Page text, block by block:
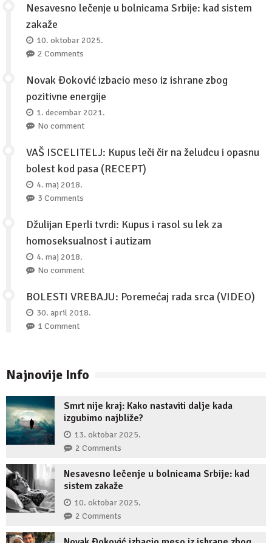
Nesavesno lečenje u bolnicama Srbije: kad sistem
zakaže
10. oktobar 2025.
2 Comments
Novak Đoković izbacio meso iz ishrane zbog
pozitivne energije
1. decembar 2021.
No comment
VAŠ ISCELITELJ: Kupus leči čir na želudcu i opasnu
bolest kod pasa (RECEPT)
4. maj 2018.
3 Comments
Džulijan Eperli tvrdi: Kupus i rasol su lek za
homoseksualnost i autizam
4. maj 2018.
No comment
BOLESTI VREBAJU: Poremećaj rada srca (VIDEO)
30. april 2018.
1 Comment
Najnovije Info
Smrt nije kraj: Kako nastaviti dalje kada
izgubimo najbliže?
13. oktobar 2025.
2 Comments
Nesavesno lečenje u bolnicama Srbije: kad
sistem zakaže
10. oktobar 2025.
2 Comments